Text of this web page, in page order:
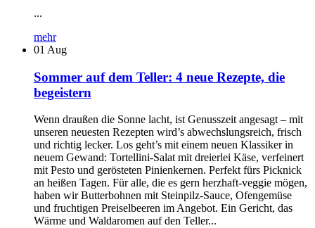
...
mehr
01 Aug
Sommer auf dem Teller: 4 neue Rezepte, die
begeistern
Wenn draußen die Sonne lacht, ist Genusszeit angesagt – mit
unseren neuesten Rezepten wird’s abwechslungsreich, frisch
und richtig lecker. Los geht’s mit einem neuen Klassiker in
neuem Gewand: Tortellini-Salat mit dreierlei Käse, verfeinert
mit Pesto und gerösteten Pinienkernen. Perfekt fürs Picknick
an heißen Tagen. Für alle, die es gern herzhaft-veggie mögen,
haben wir Butterbohnen mit Steinpilz-Sauce, Ofengemüse
und fruchtigen Preiselbeeren im Angebot. Ein Gericht, das
Wärme und Waldaromen auf den Teller...